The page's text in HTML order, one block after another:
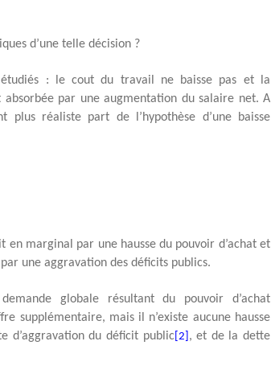
d’une telle décision ?
étudiés : le cout du travail ne baisse pas et la
absorbée par une augmentation du salaire net. A
plus réaliste part de l’hypothèse d’une baisse
en marginal par une hausse du pouvoir d’achat et
une aggravation des déficits publics.
globale résultant du pouvoir d’achat
supplémentaire, mais il n’existe aucune hausse
d’aggravation du déficit public[2] , et de la dette